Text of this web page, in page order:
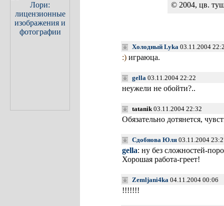
© 2004, цв.
Холодный Lyka 03.11.2004
:) играюца.
gella 03.11.2004 22:22
неужели не обойти?..
tatanik03.11.2004 22:32
Обязательно дотянется,
Сдобнова Юля 03.11.2004
gella: ну без сложностей-
Хорошая работа-греет!
Zemljani4ka 04.11.2004 00:06
!!!!!!!